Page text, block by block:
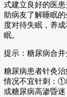
式建立良好的医
助病友了解睡眠
度对待失眠，养
眠。
提示：糖尿病合
糖尿病患者针灸
情况不宜针刺：①
或糖尿病高渗昏